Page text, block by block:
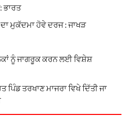
ਭਾਰਤ
ਮੁਕੱਦਮਾ ਹੋਵੇ ਦਰਜ : ਜਾਖੜ
ਨੂੰ ਜਾਗਰੂਕ ਕਰਨ ਲਈ ਵਿਸ਼ੇਸ਼
ਪਿੰਡ ਤਰਖਾਣ ਮਾਜਰਾ ਵਿਖੇ ਦਿੱਤੀ ਜਾ